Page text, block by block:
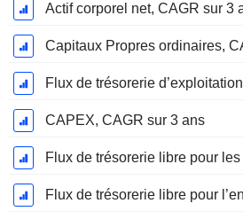
Actif corporel net, CAGR sur 3
Capitaux Propres ordinaires,
CAPEX, CAGR sur 3 ans